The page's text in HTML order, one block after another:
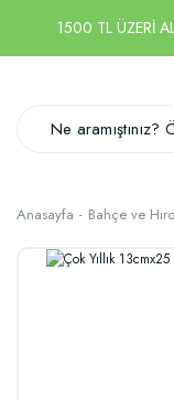
1500 TL ÜZERİ
Anasayfa Bahçe ve